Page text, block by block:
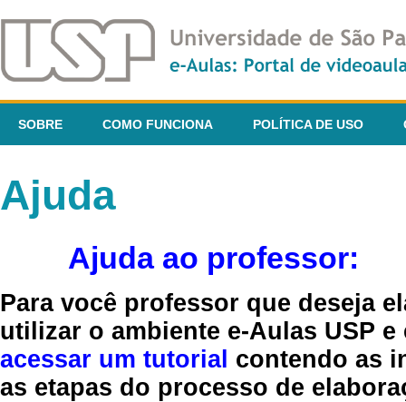
SOBRE COMO FUNCIONA POLÍTICA DE USO
Ajuda
Ajuda ao professor:
Para você professor que deseja
utilizar o ambiente e-Aulas USP
acessar um tutorial contendo as
as etapas do processo de